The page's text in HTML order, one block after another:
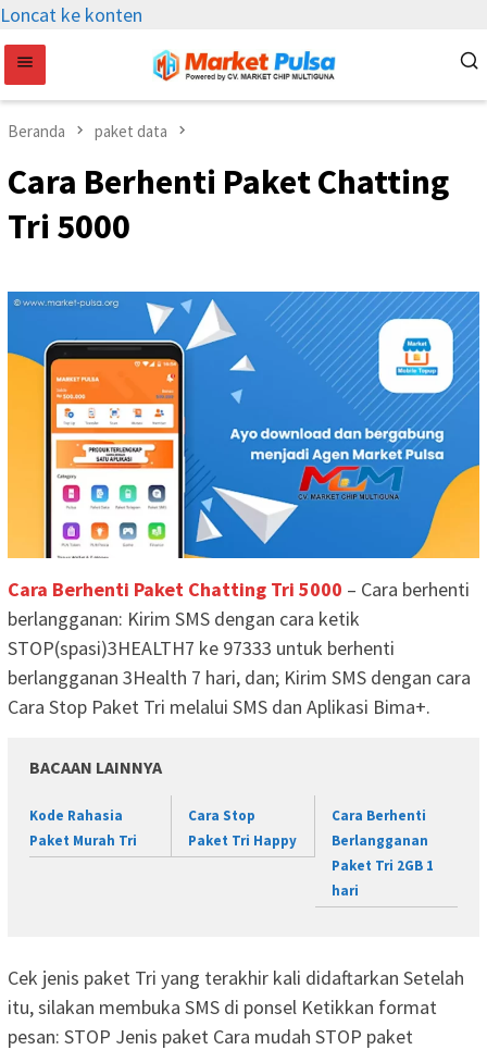
Loncat ke konten
Beranda paket data
Cara Berhenti Paket Chatting
Tri 5000
Cara Berhenti Paket Chatting Tri 5000 – Cara berhenti
berlangganan: Kirim SMS dengan cara ketik
STOP(spasi)3HEALTH7 ke 97333 untuk berhenti
berlangganan 3Health 7 hari, dan; Kirim SMS dengan cara
Cara Stop Paket Tri melalui SMS dan Aplikasi Bima+.
BACAAN LAINNYA
Kode Rahasia
Paket Murah Tri
Cara Stop
Paket Tri Happy
Cara Berhenti
Berlangganan
Paket Tri 2GB 1
hari
Cek jenis paket Tri yang terakhir kali didaftarkan Setelah
itu, silakan membuka SMS di ponsel Ketikkan format
pesan: STOP Jenis paket Cara mudah STOP paket